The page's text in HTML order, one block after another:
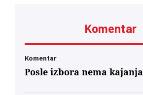
Komentar
Komentar
Posle izbora nema kajanja